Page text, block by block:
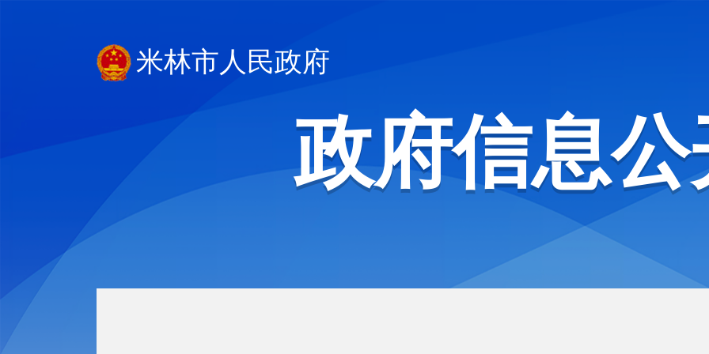
米林市人民政府
政府信息公